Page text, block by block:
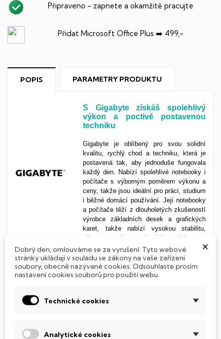
Připraveno - zapnete a okamžitě pracujte
Přidat Microsoft Office Plus ➡️ 499,-
POPIS PARAMETRY PRODUKTU
S Gigabyte získáš spolehlivý
výkon a poctivě postavenou
techniku
Gigabyte je oblíbený pro svou solidní
kvalitu, rychlý chod a techniku, která je
postavená tak, aby jednoduše fungovala
každý den. Nabízí spolehlivé notebooky i
počítače s výborným poměrem výkonu a
ceny, takže jsou ideální pro práci, studium
i běžné domácí používání. Její notebooky
a počítače těží z dlouholetých zkušeností
výrobce základních desek a grafických
karet, takže nabízí vysokou stabilitu,
přesnost a výkon, na který je spoleh.
Velkorysá úhlopříčka 27"
Tento rozměr je
pro
×
Dobrý den, omlouváme se za vyrušení. Tyto webové
stránky ukládají v souladu se zákony na vaše zařízení
soubory, obecně nazývané cookies. Odsouhlaste prosím
nastavení cookies souborů pro použití webu.
Technické cookies
Analytické cookies